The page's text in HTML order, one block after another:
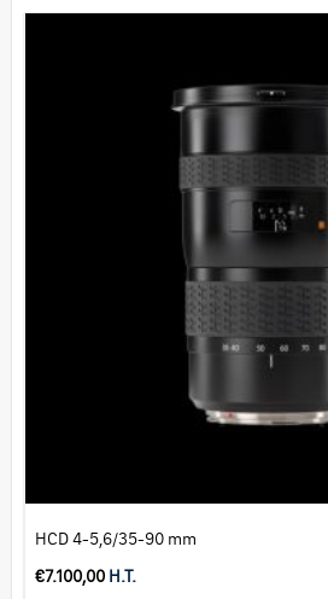
HCD 4-5,6/35-90 mm
€7.100,00 H.T.